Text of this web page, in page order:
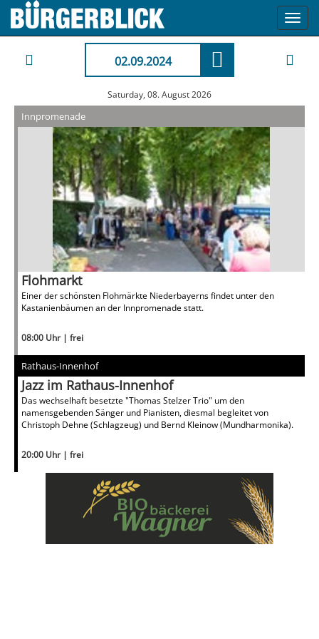
02.09.2024
Saturday, 08. August 2026
Innpromenade
Flohmarkt
Einer der schönsten Flohmärkte Niederbayerns findet unter den
Kastanienbäumen an der Innpromenade statt.
08:00 Uhr | frei
Rathaus-Innenhof
Jazz im Rathaus-Innenhof
Das wechselhaft besetzte "Thomas Stelzer Trio" um den
namensgebenden Sänger und Pianisten, diesmal begleitet von
Christoph Dehne (Schlagzeug) und Bernd Kleinow (Mundharmonika).
20:00 Uhr | frei